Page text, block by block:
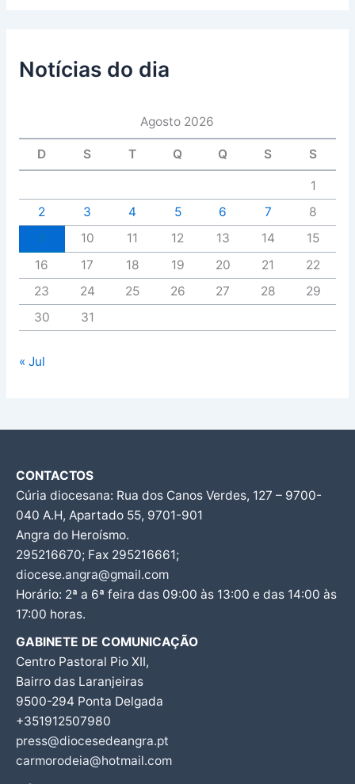
Notícias do dia
Agosto 2026
D S T Q Q S S
1
2
3 4 5 6 7
8
10 11 12 13 14
15
16
17 18 19 20 21
22
23
24 25 26 27 28
29
30
31
« Jul
CONTACTOS
Cúria diocesana: Rua dos Canos Verdes, 127 – 9700-
040 A.H, Apartado 55, 9701-901
Angra do Heroísmo.
295216670; Fax 295216661;
diocese.angra@gmail.com
Horário: 2ª a 6ª feira das 09:00 às 13:00 e das 14:00 às
17:00 horas.
GABINETE DE COMUNICAÇÃO
Centro Pastoral Pio XII,
Bairro das Laranjeiras
9500-294 Ponta Delgada
+351912507980
press@diocesedeangra.pt
carmorodeia@hotmail.com